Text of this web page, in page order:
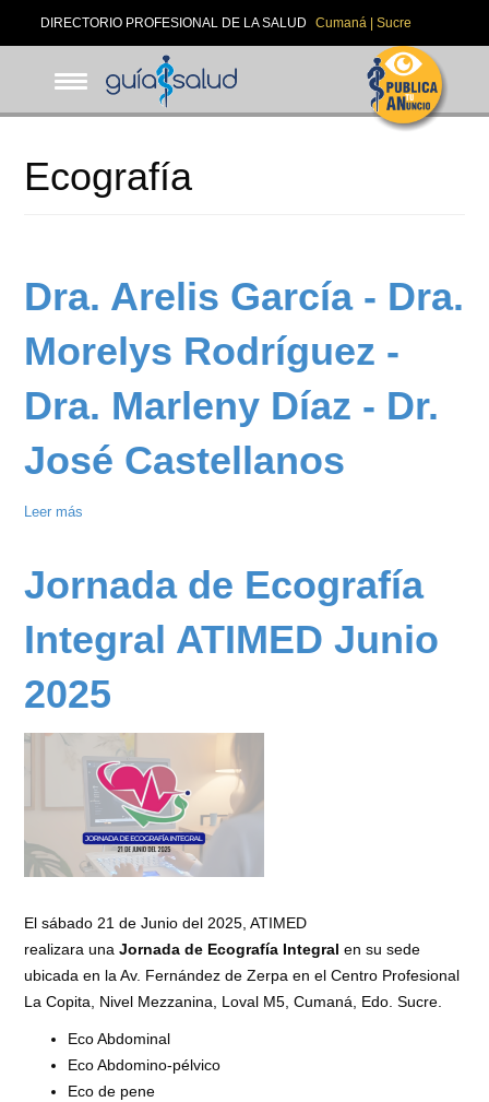
DIRECTORIO PROFESIONAL DE LA SALUD Cumaná | Sucre
Ecografía
Dra. Arelis García - Dra.
Morelys Rodríguez -
Dra. Marleny Díaz - Dr.
José Castellanos
Leer más
García
Dra.
Rodríguez
Marleny
Díaz
José
Jornada de Ecografía
Integral ATIMED Junio
2025
El sábado 21 de Junio del 2025, ATIMED
realizara unaJornada de Ecografía Integral en su sede
ubicada en la Av. Fernández de Zerpa en el Centro Profesional
La Copita, Nivel Mezzanina, Loval M5, Cumaná, Edo. Sucre.
Eco Abdominal
Eco Abdomino-pélvico
Eco de pene